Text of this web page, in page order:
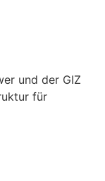
und der GIZ
für